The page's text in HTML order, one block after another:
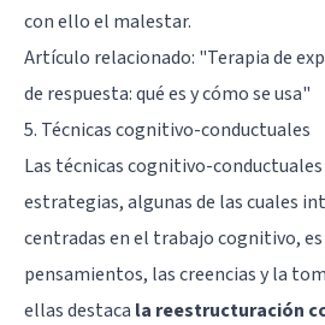
con ello el malestar.
Artículo relacionado: "Terapia de
de respuesta: qué es y cómo se usa"
5. Técnicas cognitivo-conductuales
Las técnicas cognitivo-
estrategias, algunas de las cuales
centradas en el trabajo cognitivo,
pensamientos, las creencias y la
ellas destaca la reestructuración